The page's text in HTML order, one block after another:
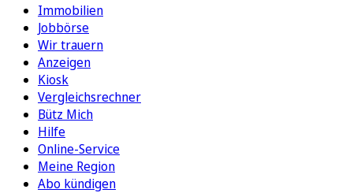
Immobilien
Jobbörse
Wir trauern
Anzeigen
Kiosk
Vergleichsrechner
Bütz Mich
Hilfe
Online-Service
Meine Region
Abo kündigen